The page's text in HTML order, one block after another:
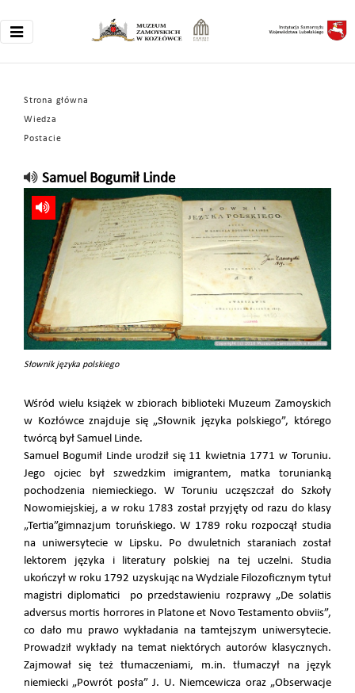
Strona główna
Wiedza
Postacie
Samuel Bogumił Linde
Słownik języka polskiego
Wśród wielu książek w zbiorach biblioteki Muzeum Zamoyskich
w Kozłówce znajduje się „Słownik języka polskiego”, którego
twórcą był Samuel Linde.
Samuel Bogumił Linde urodził się 11 kwietnia 1771 w Toruniu.
Jego ojciec był szwedzkim imigrantem, matka torunianką
pochodzenia niemieckiego. W Toruniu uczęszczał do Szkoły
Nowomiejskiej, a w roku 1783 został przyjęty od razu do klasy
„Tertia”gimnazjum toruńskiego. W 1789 roku rozpoczął studia
na uniwersytecie w Lipsku. Po dwuletnich staraniach został
lektorem języka i literatury polskiej na tej uczelni. Studia
ukończył w roku 1792 uzyskując na Wydziale Filozoficznym tytuł
magistri diplomatici po przedstawieniu rozprawy „De solatiis
adversus mortis horrores in Platone et Novo Testamento obviis”,
co dało mu prawo wykładania na tamtejszym uniwersytecie.
Prowadził wykłady na temat niektórych autorów klasycznych.
Zajmował się też tłumaczeniami, m.in. tłumaczył na język
niemiecki „Powrót posła” J. U. Niemcewicza oraz „Obserwacje